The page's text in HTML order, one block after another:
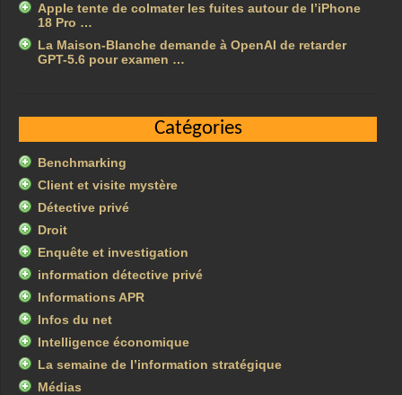
Apple tente de colmater les fuites autour de l’iPhone
18 Pro …
La Maison-Blanche demande à OpenAI de retarder
GPT-5.6 pour examen …
Catégories
Benchmarking
Client et visite mystère
Détective privé
Droit
Enquête et investigation
information détective privé
Informations APR
Infos du net
Intelligence économique
La semaine de l’information stratégique
Médias